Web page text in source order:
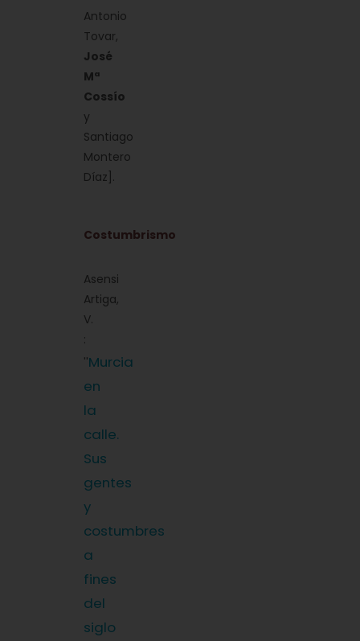
Antonio
Tovar,
José
Mª
Cossío
y
Santiago
Montero
Díaz].
Costumbrismo
Asensi
Artiga,
V.
:
''Murcia
en
la
calle.
Sus
gentes
y
costumbres
a
fines
del
siglo